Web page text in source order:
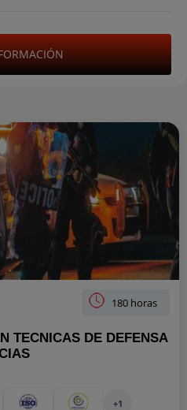
180 horas
TECNICAS DE DEFENSA
+1